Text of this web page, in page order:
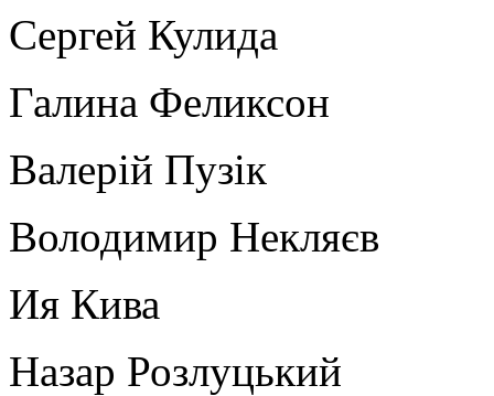
Сергей Кулида
Галина Феликсон
Валерій Пузік
Володимир Некляєв
Ия Кива
Назар Розлуцький